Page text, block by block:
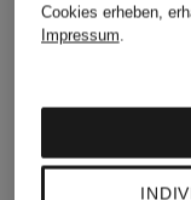
Cookies erheben,
Impressum.